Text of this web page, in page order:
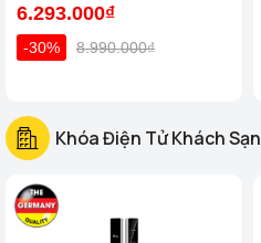
6.293.000₫
-30% 8.990.000₫
Khóa Điện Tử Khách Sạn